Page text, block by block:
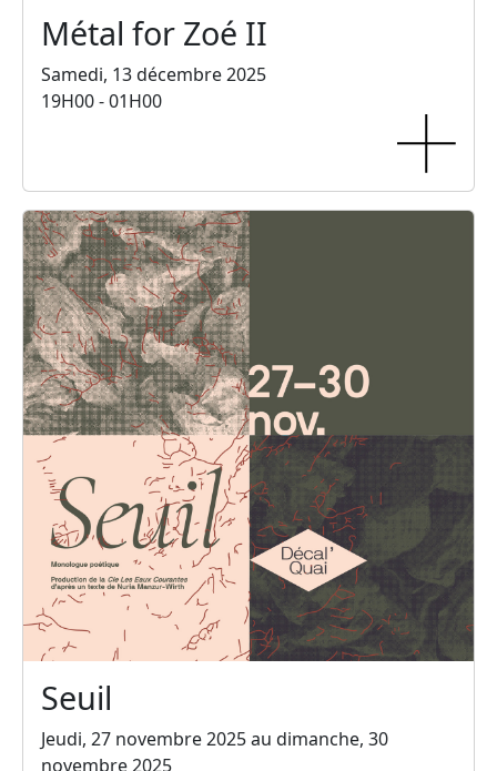
Métal for Zoé II
Samedi, 13 décembre 2025
19H00 - 01H00
Seuil
Jeudi, 27 novembre 2025 au dimanche, 30
novembre 2025